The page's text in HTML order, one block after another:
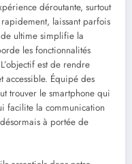
déroutante, surtout
laissant parfois
ultime simplifie la
les fonctionnalités
est de rendre
accessible. Équipé des
trouver le smartphone qui
facilite la communication
à portée de